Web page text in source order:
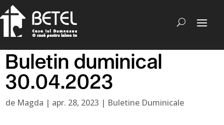
Buletin duminical
30.04.2023
de Magda | apr. 28, 2023 | Buletine Duminicale